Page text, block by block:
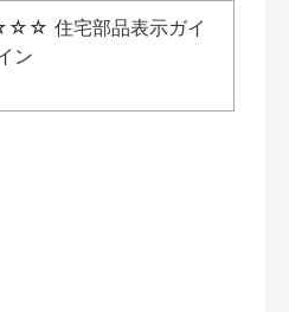
住宅部品表示ガイ
ン